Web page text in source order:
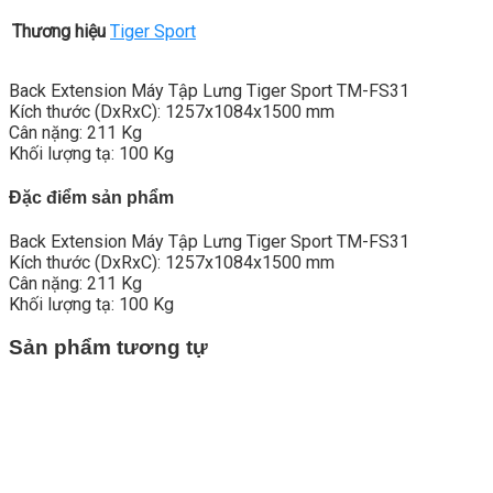
Thương hiệu Tiger Sport
Back Extension Máy Tập Lưng Tiger Sport TM-FS31
Kích thước (DxRxC): 1257x1084x1500 mm
Cân nặng: 211 Kg
Khối lượng tạ: 100 Kg
Đặc điểm sản phẩm
Back Extension Máy Tập Lưng Tiger Sport TM-FS31
Kích thước (DxRxC): 1257x1084x1500 mm
Cân nặng: 211 Kg
Khối lượng tạ: 100 Kg
Sản phẩm tương tự